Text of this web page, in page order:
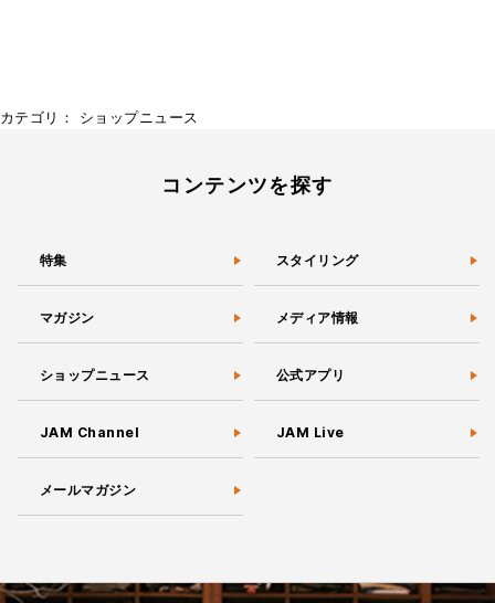
カテゴリ： ショップニュース
コンテンツを探す
特集 スタイリング
マガジン メディア情報
ショップニュース 公式アプリ
JAM Channel JAM Live
メールマガジン